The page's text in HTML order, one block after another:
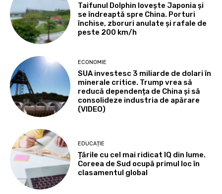
Taifunul Dolphin lovește Japonia și
se îndreaptă spre China. Porturi
închise, zboruri anulate și rafale de
peste 200 km/h
ECONOMIE
SUA investesc 3 miliarde de dolari în
minerale critice. Trump vrea să
reducă dependența de China și să
consolideze industria de apărare
(VIDEO)
EDUCAȚIE
Țările cu cel mai ridicat IQ din lume.
Coreea de Sud ocupă primul loc în
clasamentul global